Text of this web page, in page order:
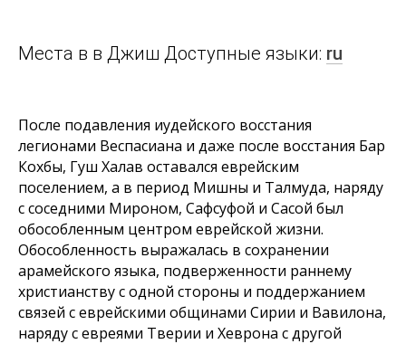
Места в в Джиш Доступные языки: ru
После подавления иудейского восстания
легионами Веспасиана и даже после восстания Бар
Кохбы, Гуш Халав оставался еврейским
поселением, а в период Мишны и Талмуда, наряду
с соседними Мироном, Сафсуфой и Сасой был
обособленным центром еврейской жизни.
Обособленность выражалась в сохранении
арамейского языка, подверженности раннему
христианству с одной стороны и поддержанием
связей с еврейскими общинами Сирии и Вавилона,
наряду с евреями Тверии и Хеврона с другой